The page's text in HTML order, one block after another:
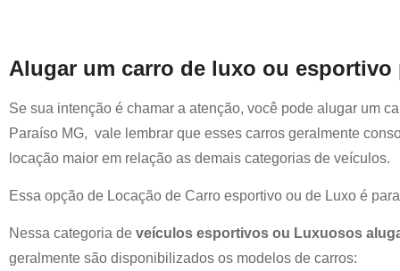
Alugar um carro de luxo ou esportivo
Se sua intenção é chamar a atenção, você pode alugar um
Paraíso MG, vale lembrar que esses carros geralmente
locação maior em relação as demais categorias de veículos.
Essa opção de Locação de Carro esportivo ou de Luxo é
Nessa categoria de veículos esportivos ou Luxuosos
geralmente são disponibilizados os modelos de carros: